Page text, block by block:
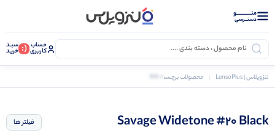
منــــــــــــو
دستــرسی
حساب
کاربری (: سبـد
خرید
لنزوپلاس | LensoPlus محصولات برچسب خورده “Savage Widetone #20 Black”
Savage Widetone #20 Black فیلتر ها